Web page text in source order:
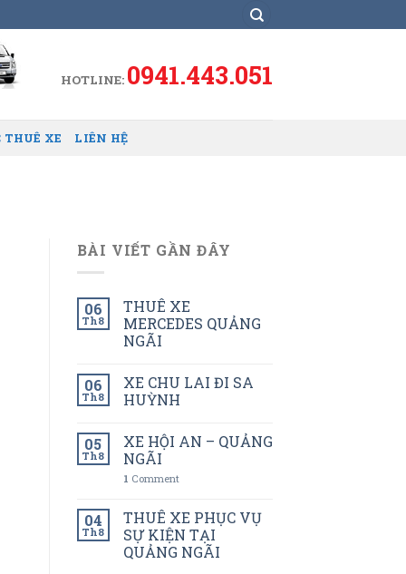
HOTLINE: 0941.443.051
XE LIÊN HỆ
BÀI VIẾT GẦN ĐÂY
06
Th8
THUÊ XE
MERCEDES QUẢNG
NGÃI
06
Th8
XE CHU LAI ĐI SA
HUỲNH
05
Th8
XE HỘI AN – QUẢNG
NGÃI
1 Comment
04
Th8
THUÊ XE PHỤC VỤ
SỰ KIỆN TẠI
QUẢNG NGÃI